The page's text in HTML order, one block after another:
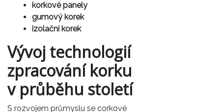
korkové panely
gumový korek
izolační korek
Vývoj technologií
zpracování korku
v průběhu století
S rozvojem průmyslu se corkové